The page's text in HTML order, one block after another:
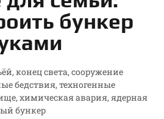
бункер
, конец света, сооружение
бедствия, техногенные
, химическая авария, ядерная
бункер